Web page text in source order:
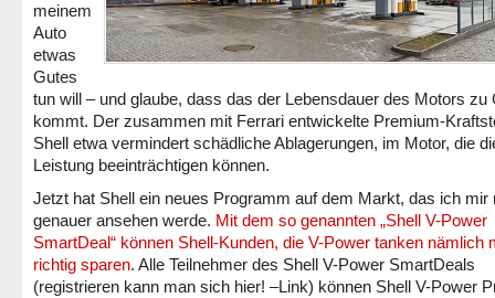
meinem
Auto
etwas
Gutes
tun will – und glaube, dass das der Lebensdauer des Motors zu
kommt. Der zusammen mit Ferrari entwickelte Premium-
Shell etwa vermindert schädliche Ablagerungen, im Motor, die
Leistung beeinträchtigen können.
Jetzt hat Shell ein neues Programm auf dem Markt, das ich mir
genauer ansehen werde. Mit dem so genannten „Shell V-Power
SmartDeal“ können Shell-Kunden, die V-Power tanken nämlich
richtig sparen. Alle Teilnehmer des Shell V-Power SmartDeals
(registrieren kann man sich hier! –Link) können Shell V-Power